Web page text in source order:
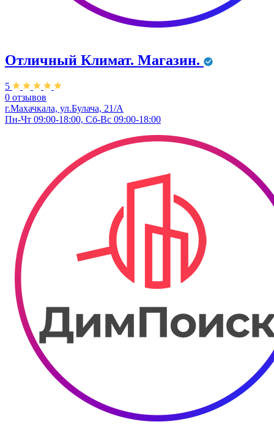
Отличный Климат. Магазин.
5
0 отзывов
г.Махачкала, ул.Булача, 21/А
Пн-Чт 09:00-18:00, Сб-Вс 09:00-18:00